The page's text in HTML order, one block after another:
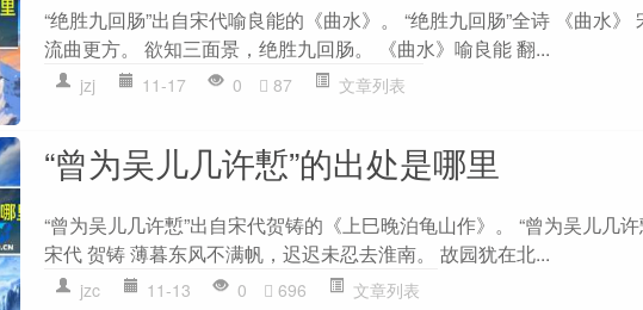
“绝胜九回肠”出自宋代喻良能的《曲水》。 “绝胜九回肠”全诗 《曲水
流曲更方。 欲知三面景，绝胜九回肠。 《曲水》喻良能 翻...
jzj 11-17 0 87 文章列表
“曾为吴儿几许慙”的出处是哪里
“曾为吴儿几许慙”出自宋代贺铸的《上巳晚泊龟山作》。 “曾为吴儿几许
宋代 贺铸 薄暮东风不满帆，迟迟未忍去淮南。 故园犹在北...
jzc 11-13 0 696 文章列表